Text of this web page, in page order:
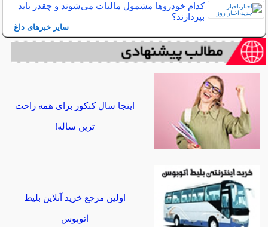
کدام خودروها مشمول مالیات می‌شوند و چقدر باید
بپردازند؟
سایر خبرهای داغ
اینجا سال کنکور برای همه راحت
ترین ساله!
اولین مرجع خرید آنلاین بلیط
اتوبوس